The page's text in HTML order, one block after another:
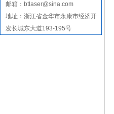
邮箱：btlaser@sina.com
地址： 浙江省金华市永康市经济开
发长城东大道193-195号